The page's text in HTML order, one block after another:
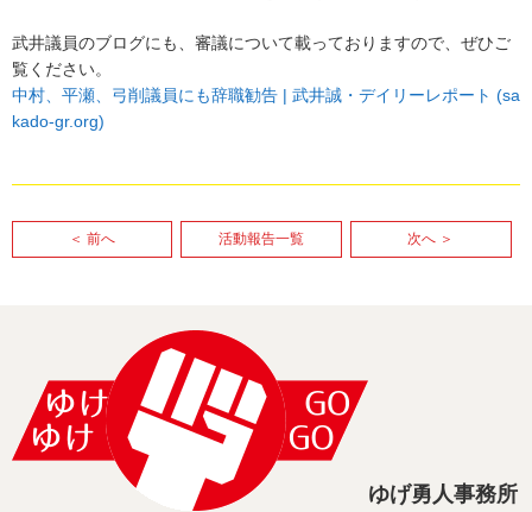
武井議員のブログにも、審議について載っておりますので、ぜひご
覧ください。
中村、平瀬、弓削議員にも辞職勧告 | 武井誠・デイリーレポート (sa
kado-gr.org)
＜ 前へ 活動報告一覧 次へ ＞
ゆげ勇人事務所